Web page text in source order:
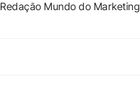
Redação Mundo do Marketing